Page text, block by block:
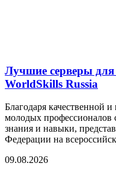
Лучшие серверы для
WorldSkills Russia
Благодаря качественной
молодых профессионалов
знания и навыки,
Федерации на
09.08.2026